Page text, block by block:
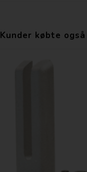
Kunder købte også